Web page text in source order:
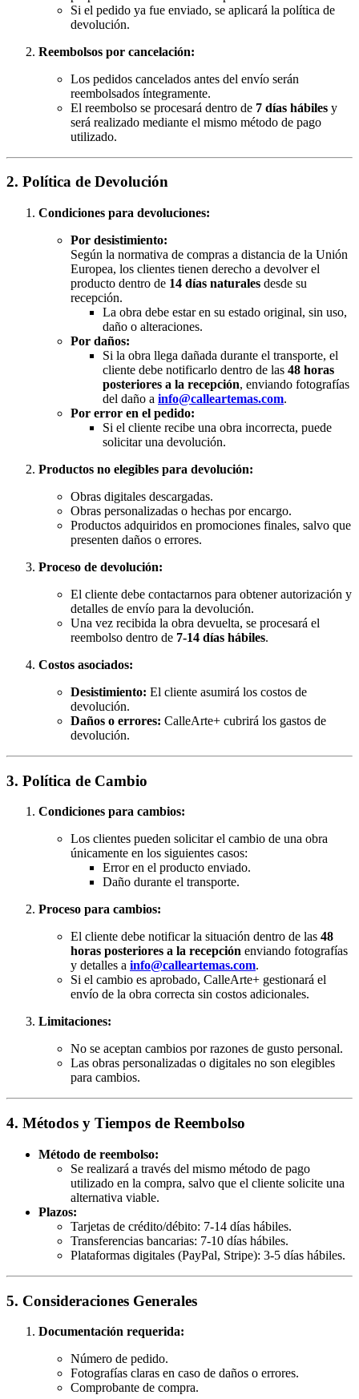
Si el pedido ya fue enviado, se aplicará la política de
devolución.
Reembolsos por cancelación:
Los pedidos cancelados antes del envío serán
reembolsados íntegramente.
El reembolso se procesará dentro de 7 días hábiles y
será realizado mediante el mismo método de pago
utilizado.
2. Política de Devolución
Condiciones para devoluciones:
Por desistimiento:
Según la normativa de compras a distancia de la Unión
Europea, los clientes tienen derecho a devolver el
producto dentro de 14 días naturales desde su
recepción.
La obra debe estar en su estado original, sin uso,
daño o alteraciones.
Por daños:
Si la obra llega dañada durante el transporte, el
cliente debe notificarlo dentro de las 48 horas
posteriores a la recepción, enviando fotografías
del daño a info@calleartemas.com.
Por error en el pedido:
Si el cliente recibe una obra incorrecta, puede
solicitar una devolución.
Productos no elegibles para devolución:
Obras digitales descargadas.
Obras personalizadas o hechas por encargo.
Productos adquiridos en promociones finales, salvo que
presenten daños o errores.
Proceso de devolución:
El cliente debe contactarnos para obtener autorización y
detalles de envío para la devolución.
Una vez recibida la obra devuelta, se procesará el
reembolso dentro de 7-14 días hábiles.
Costos asociados:
Desistimiento: El cliente asumirá los costos de
devolución.
Daños o errores: CalleArte+ cubrirá los gastos de
devolución.
3. Política de Cambio
Condiciones para cambios:
Los clientes pueden solicitar el cambio de una obra
únicamente en los siguientes casos:
Error en el producto enviado.
Daño durante el transporte.
Proceso para cambios:
El cliente debe notificar la situación dentro de las 48
horas posteriores a la recepción enviando fotografías
y detalles a info@calleartemas.com.
Si el cambio es aprobado, CalleArte+ gestionará el
envío de la obra correcta sin costos adicionales.
Limitaciones:
No se aceptan cambios por razones de gusto personal.
Las obras personalizadas o digitales no son elegibles
para cambios.
4. Métodos y Tiempos de Reembolso
Método de reembolso:
Se realizará a través del mismo método de pago
utilizado en la compra, salvo que el cliente solicite una
alternativa viable.
Plazos:
Tarjetas de crédito/débito: 7-14 días hábiles.
Transferencias bancarias: 7-10 días hábiles.
Plataformas digitales (PayPal, Stripe): 3-5 días hábiles.
5. Consideraciones Generales
Documentación requerida:
Número de pedido.
Fotografías claras en caso de daños o errores.
Comprobante de compra.